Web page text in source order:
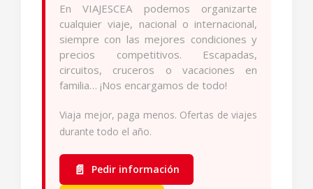
En VIAJESCEA podemos organizarte
cualquier viaje, nacional o internacional,
siempre con las mejores condiciones y
precios competitivos. Escapadas,
circuitos, cruceros o vacaciones en
familia… ¡Nos encargamos de todo!
Viaja mejor, paga menos. Ofertas de viajes
durante todo el año.
📄 Pedir información